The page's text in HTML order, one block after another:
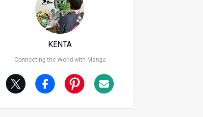
KENTA
Connecting the World with Manga